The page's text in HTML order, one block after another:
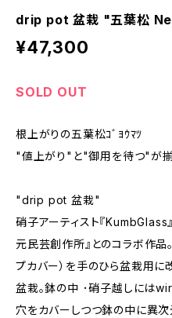
drip pot 盆栽 "五葉松
¥47,300
SOLD OUT
根上がりの五葉松ｺﾞﾖｳﾏﾂ
"値上がり"と"御用を待つ"が揃
"drip pot 盆栽"
硝子アーティスト『KumbGlass
元民芸創作所』とのコラボ作
プカバー）を手のひら盆栽用
盆栽。鉢の中 ･硝子越しには
穴をカバーしつつ鉢の中に異